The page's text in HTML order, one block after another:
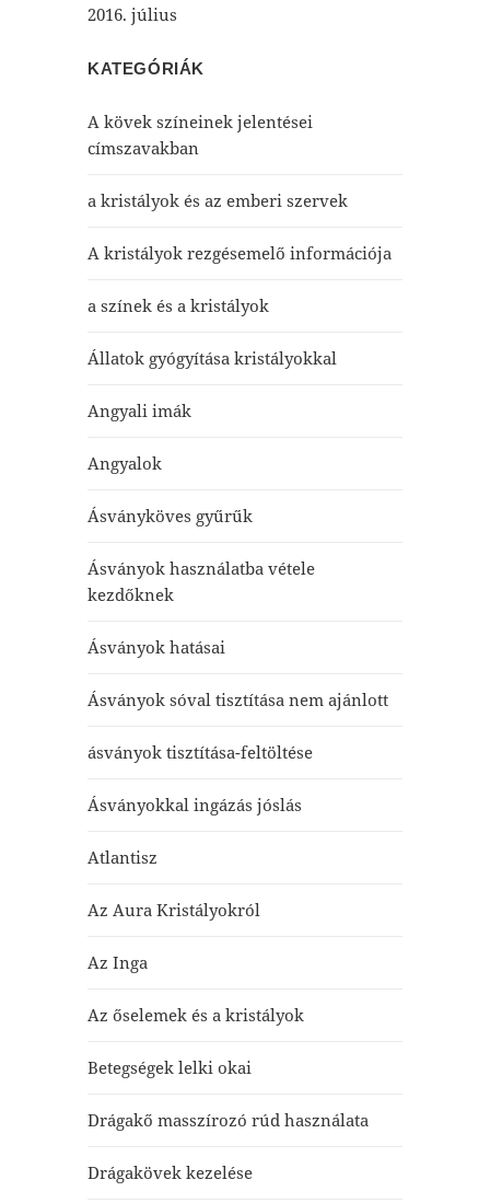
2016. július
KATEGÓRIÁK
A kövek színeinek jelentései
címszavakban
a kristályok és az emberi szervek
A kristályok rezgésemelő információja
a színek és a kristályok
Állatok gyógyítása kristályokkal
Angyali imák
Angyalok
Ásványköves gyűrűk
Ásványok használatba vétele
kezdőknek
Ásványok hatásai
Ásványok sóval tisztítása nem ajánlott
ásványok tisztítása-feltöltése
Ásványokkal ingázás jóslás
Atlantisz
Az Aura Kristályokról
Az Inga
Az őselemek és a kristályok
Betegségek lelki okai
Drágakő masszírozó rúd használata
Drágakövek kezelése